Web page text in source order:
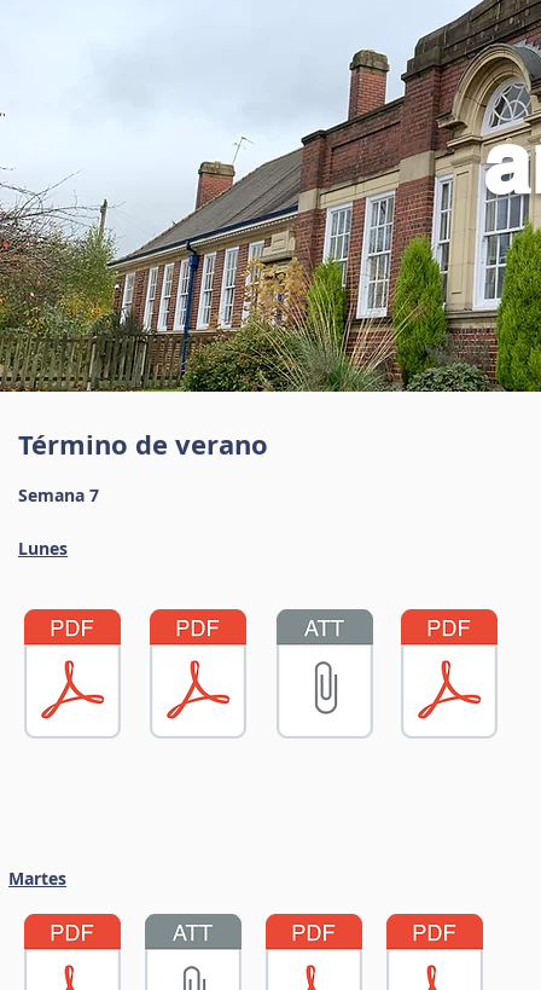
Término de verano
Semana 7
Lunes
Martes